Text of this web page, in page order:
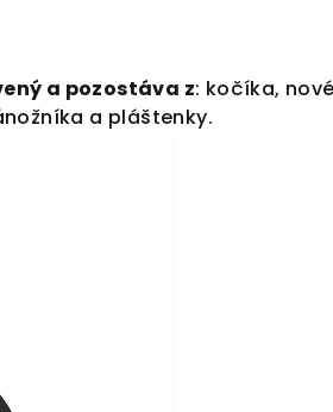
a pozostáva z: kočíka,
a pláštenky.